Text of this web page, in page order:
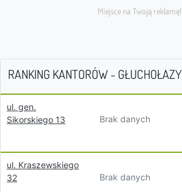
RANKING KANTORÓW - GŁUCHOŁAZY
ul. gen.
Sikorskiego 13
Brak danych
ul. Kraszewskiego
32
Brak danych